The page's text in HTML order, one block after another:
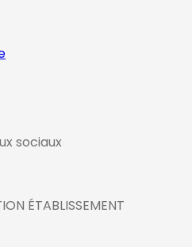
sociaux
ÉTABLISSEMENT